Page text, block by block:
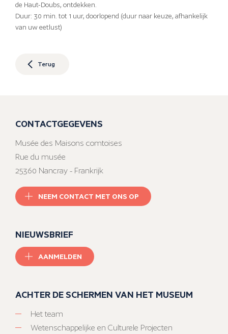
de Haut-Doubs, ontdekken.
Duur: 30 min. tot 1 uur, doorlopend (duur naar keuze, afhankelijk
van uw eetlust)
Terug
CONTACTGEGEVENS
Musée des Maisons comtoises
Rue du musée
25360 Nancray - Frankrijk
NEEM CONTACT MET ONS OP
NIEUWSBRIEF
AANMELDEN
ACHTER DE SCHERMEN VAN HET MUSEUM
Het team
Wetenschappelijke en Culturele Projecten